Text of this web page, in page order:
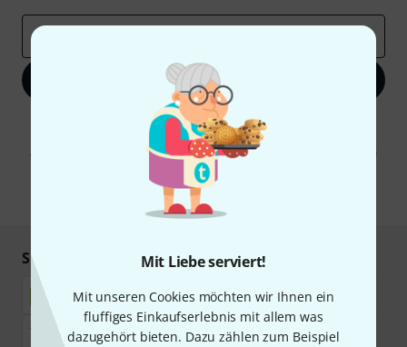
Mit Liebe serviert!
Mit unseren Cookies möchten wir Ihnen ein
fluffiges Einkaufserlebnis mit allem was
dazugehört bieten. Dazu zählen zum Beispiel
Jetzt anmelden
Mit Klick auf „Jetzt anmelden“ stimmen Sie dem Erhalt von E-Mail-
Werbung und einer Messung des E-Mail-Nutzungsverhaltens zu. Die
Abmeldung ist jederzeit möglich. Weitere Informationen finden Sie in
Datenschutzhinweisen
* Pflichtfeld
Sicher einkaufen & bezahlen